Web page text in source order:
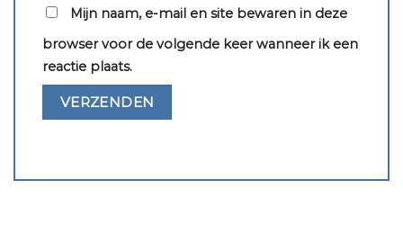
Mijn naam, e-mail en site bewaren in deze
browser voor de volgende keer wanneer ik een
reactie plaats.